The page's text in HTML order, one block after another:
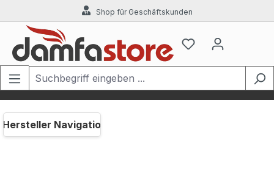
Zum Hauptinhalt springenShop für Geschäftskunden
Hersteller Navigation